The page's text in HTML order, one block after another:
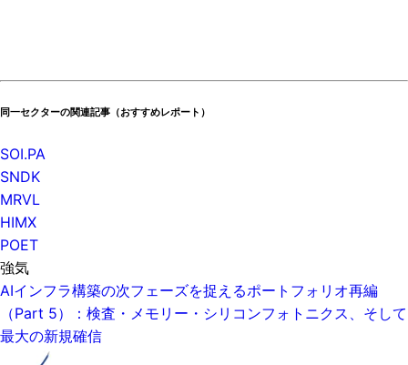
同一セクターの関連記事（おすすめレポート）
SOI.PA
SNDK
MRVL
HIMX
POET
強気
AIインフラ構築の次フェーズを捉えるポートフォリオ再編
（Part 5）：検査・メモリー・シリコンフォトニクス、そして
最大の新規確信